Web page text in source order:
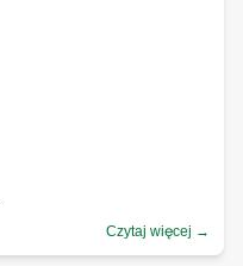
Czytaj więcej →